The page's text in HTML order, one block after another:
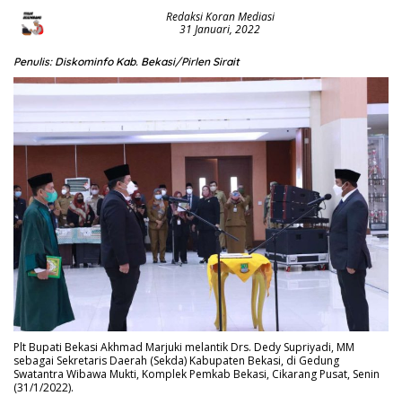
Redaksi Koran Mediasi
31 Januari, 2022
Penulis: Diskominfo Kab. Bekasi/Pirlen Sirait
Plt Bupati Bekasi Akhmad Marjuki melantik Drs. Dedy Supriyadi, MM
sebagai Sekretaris Daerah (Sekda) Kabupaten Bekasi, di Gedung
Swatantra Wibawa Mukti, Komplek Pemkab Bekasi, Cikarang Pusat, Senin
(31/1/2022).